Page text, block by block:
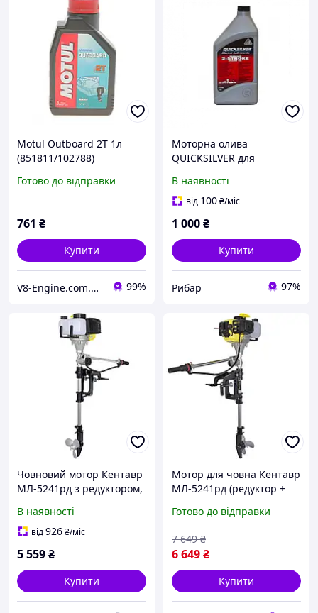
Motul Outboard 2T 1л
(851811/102788)
олива для підвісних
Готово до відправки
761 ₴
Купити
V8-Engine.com.ua Авто-витратні матеріали 99%
Моторна олива
QUICKSILVER для
3 Premium (1 л), для 2
тактних,92-858021QB1
В наявності
від 100₴/міс
1 000₴
Купити
Рибар 97%
Човновий мотор Кентавр
МЛ-5241рд з редуктором,
двигун для човнів,
надійний мотор для
В наявності
від926₴/міс
5 559₴
Купити
Мотор для човна Кентавр
МЛ-5241рд (редуктор +
Готово до відправки
6 649₴
7 649 ₴
Купити